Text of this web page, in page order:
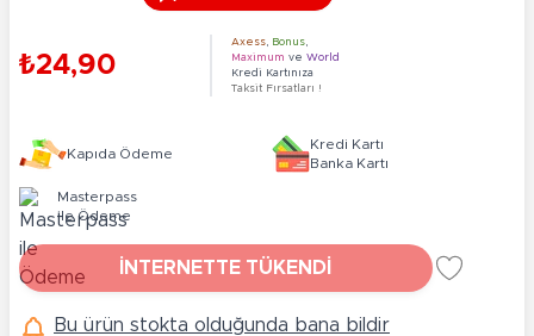
₺24,90
Axess Bonus
Maximum ve World
Kredi Kartınıza
Taksit Fırsatları !
Kapıda Ödeme
Kredi Kartı
Banka Kartı
Masterpass
ile Ödeme
İNTERNETTE TÜKENDİ
Bu ürün stokta olduğunda bana bildir